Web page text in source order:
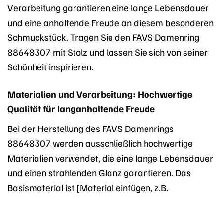
Verarbeitung garantieren eine lange Lebensdauer
und eine anhaltende Freude an diesem besonderen
Schmuckstück. Tragen Sie den FAVS Damenring
88648307 mit Stolz und lassen Sie sich von seiner
Schönheit inspirieren.
Materialien und Verarbeitung: Hochwertige
Qualität für langanhaltende Freude
Bei der Herstellung des FAVS Damenrings
88648307 werden ausschließlich hochwertige
Materialien verwendet, die eine lange Lebensdauer
und einen strahlenden Glanz garantieren. Das
Basismaterial ist [Material einfügen, z.B.